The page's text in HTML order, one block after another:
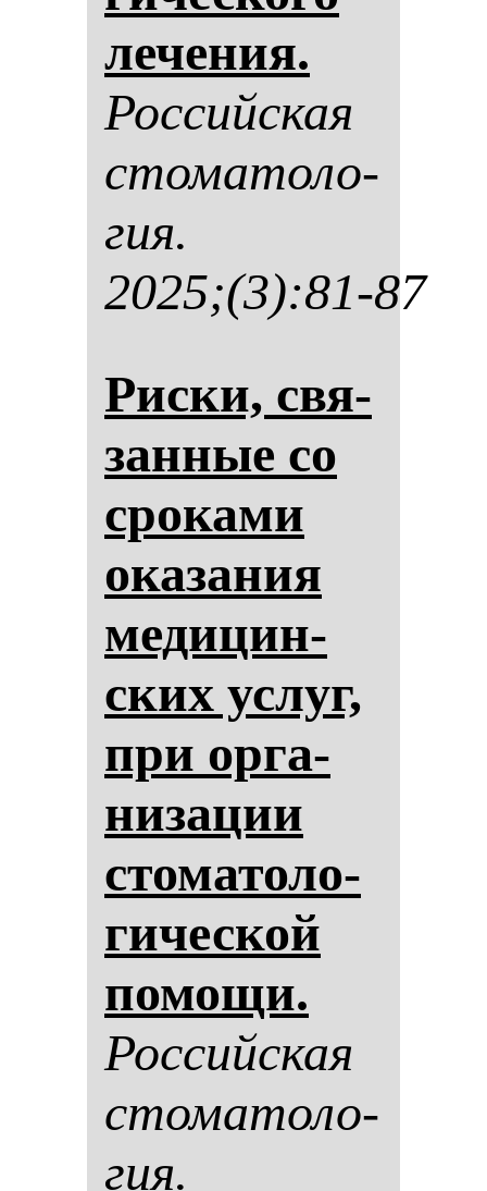
ле­че­ния.
Рос­сий­ская
сто­ма­то­ло­
гия.
2025;(3):81-87
Рис­ки, свя­
зан­ные со
сро­ка­ми
ока­за­ния
ме­ди­цин­
ских ус­луг,
при ор­га­
ни­за­ции
сто­ма­то­ло­
ги­чес­кой
по­мо­щи.
Рос­сий­ская
сто­ма­то­ло­
гия.